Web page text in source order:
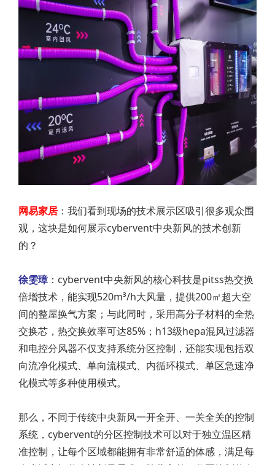
网易家居 ：我们看到现场的技术展示区吸引很多观众围
观，这块是如何展示cybervent中央新风的技术创新
的？
徐雯璋 ：cybervent中央新风的核心科技是pitss热交换
倍增技术，能实现520m³/h大风量，提供200㎡超大空
间的整屋换气方案；与此同时，采用高分子材料的全热
交换芯，热交换效率可达85%；h13级hepa混风过滤器
和电控分风器不仅支持系统分区控制，还能实现包括双
向流净化模式、单向流模式、内循环模式、单区急速净
化模式等多种使用模式。
那么，不同于传统中央新风一开全开、一关全关的控制
系统，cybervent的分区控制技术可以对于独立温区精
准控制，让每个区域都能拥有非常舒适的体感，满足每